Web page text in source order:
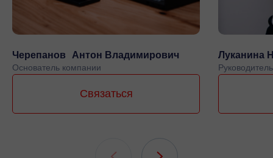
Черепанов Антон Владимирович
Основатель компании
Связаться
Луканина